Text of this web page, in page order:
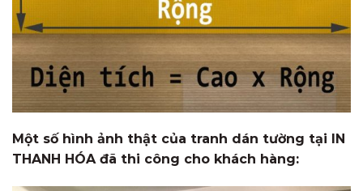
Một số hình ảnh thật của tranh dán tường tại IN
THANH HÓA đã thi công cho khách hàng: